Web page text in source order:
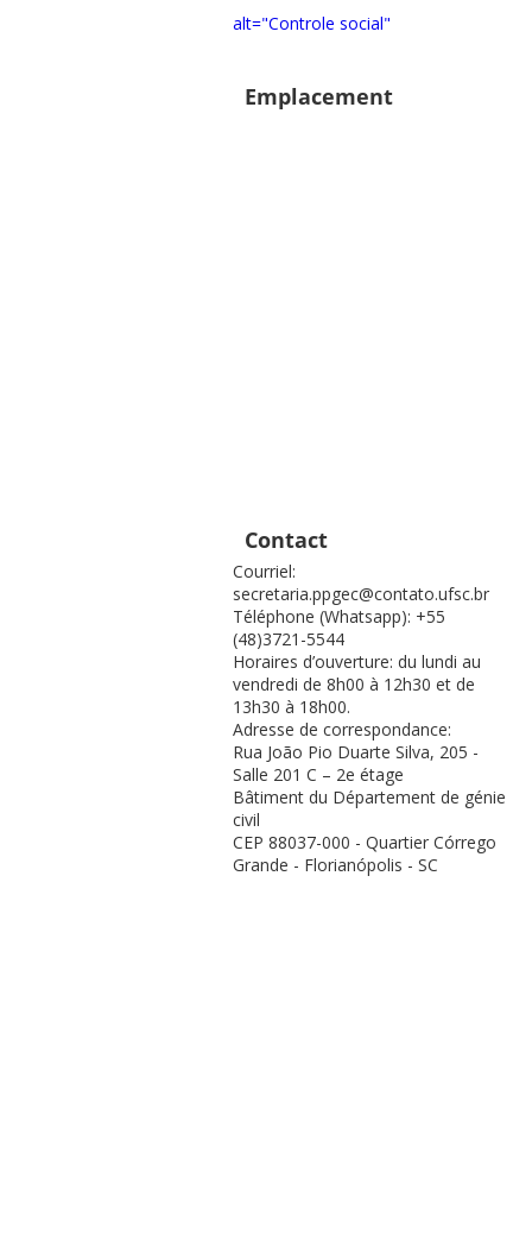
alt="Controle social"
Emplacement
Contact
Courriel:
secretaria.ppgec@contato.ufsc.br
Téléphone (Whatsapp): +55
(48)3721-5544
Horaires d’ouverture: du lundi au
vendredi de 8h00 à 12h30 et de
13h30 à 18h00.
Adresse de correspondance:
Rua João Pio Duarte Silva, 205 -
Salle 201 C – 2e étage
Bâtiment du Département de génie
civil
CEP 88037-000 - Quartier Córrego
Grande - Florianópolis - SC